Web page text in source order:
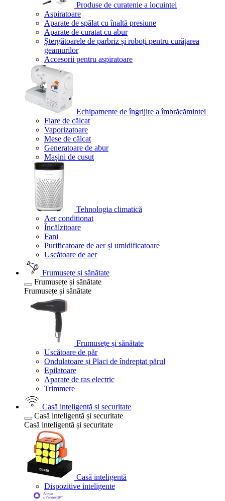
Produse de curatenie a locuintei
Aspiratoare
Aparate de spălat cu înaltă presiune
Aparate de curatat cu abur
Ștergătoarele de parbriz și roboți pentru curățarea
geamurilor
Accesorii pentru aspiratoare
Echipamente de îngrijire a îmbrăcămintei
Fiare de călcat
Vaporizatoare
Mese de călcat
Generatoare de abur
Mașini de cusut
Tehnologia climatică
Aer conditionat
Încălzitoare
Fani
Purificatoare de aer și umidificatoare
Uscătoare de aer
Frumusețe și sănătate
Frumusețe și sănătate
Frumusețe și sănătate
Frumusețe și sănătate
Uscătoare de păr
Ondulatoare și Placi de îndreptat părul
Epilatoare
Aparate de ras electric
Trimmere
Casă inteligentă și securitate
Casă inteligentă și securitate
Casă inteligentă și securitate
Casă inteligentă
Dispozitive inteligente